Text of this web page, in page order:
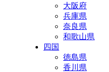
大阪府
兵庫県
奈良県
和歌山県
四国
徳島県
香川県